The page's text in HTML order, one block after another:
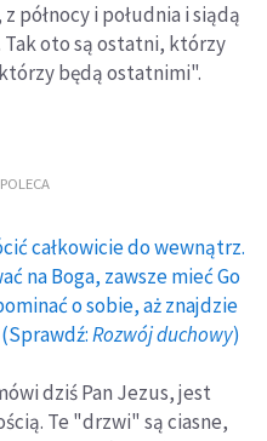
północy i południa i siądą
Tak oto są ostatni, którzy
będą ostatnimi".
całkowicie do wewnątrz.
na Boga, zawsze mieć Go
o sobie, aż znajdzie
Rozwój duchowy)
dziś Pan Jezus, jest
Te "drzwi" są ciasne,